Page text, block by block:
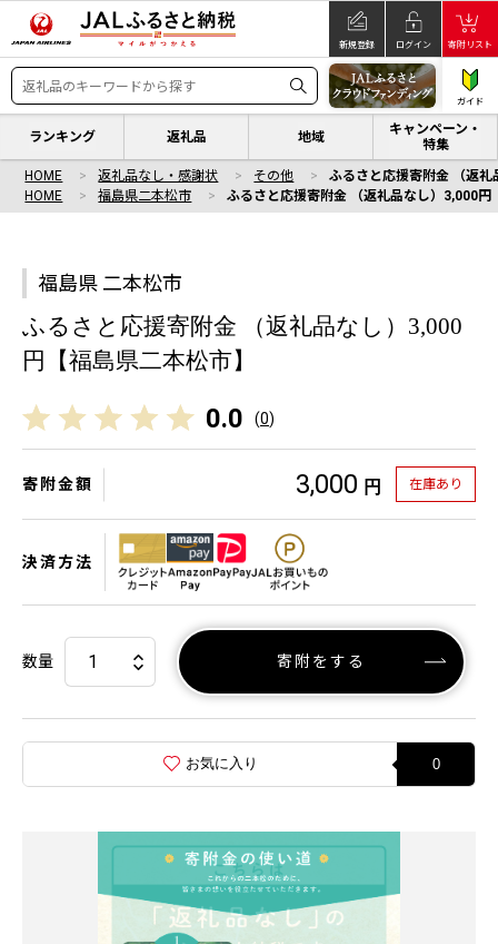
新規登録 ログイン 寄附リスト
ガイド
ランキング 返礼品 地域
キャンペーン・
特集
HOME 返礼品なし・感謝状 その他
ふるさと応援寄附金 （返
HOME
福島県二本松市 ふるさと応援寄附金 （返礼品なし）3,000円
福島県 二本松市
ふるさと応援寄附金 （返礼品なし）3,000
円【福島県二本松市】
0.0 (0)
寄附金額 3,000 円 在庫あり
決済方法
数量 寄附をする
お気に入り 0